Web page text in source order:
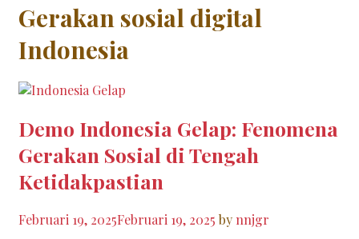
Gerakan sosial digital
Indonesia
Demo Indonesia Gelap: Fenomena
Gerakan Sosial di Tengah
Ketidakpastian
Februari 19, 2025Februari 19, 2025 bynnjgr